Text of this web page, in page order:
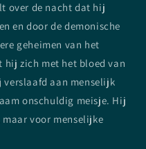
over de nacht dat hij
en door de demonische
geheimen van het
zich met het bloed van
aan menselijk
onschuldig meisje. Hij
voor menselijke